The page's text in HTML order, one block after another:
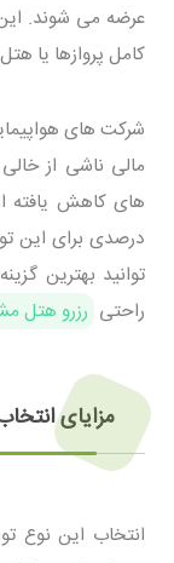
عرضه می شوند.
کامل پروازها یا
شرکت های
مالی ناشی از
درصدی برای این
توانید بهترین
راحتی رزرو هتل
مزایای
انتخاب این نوع